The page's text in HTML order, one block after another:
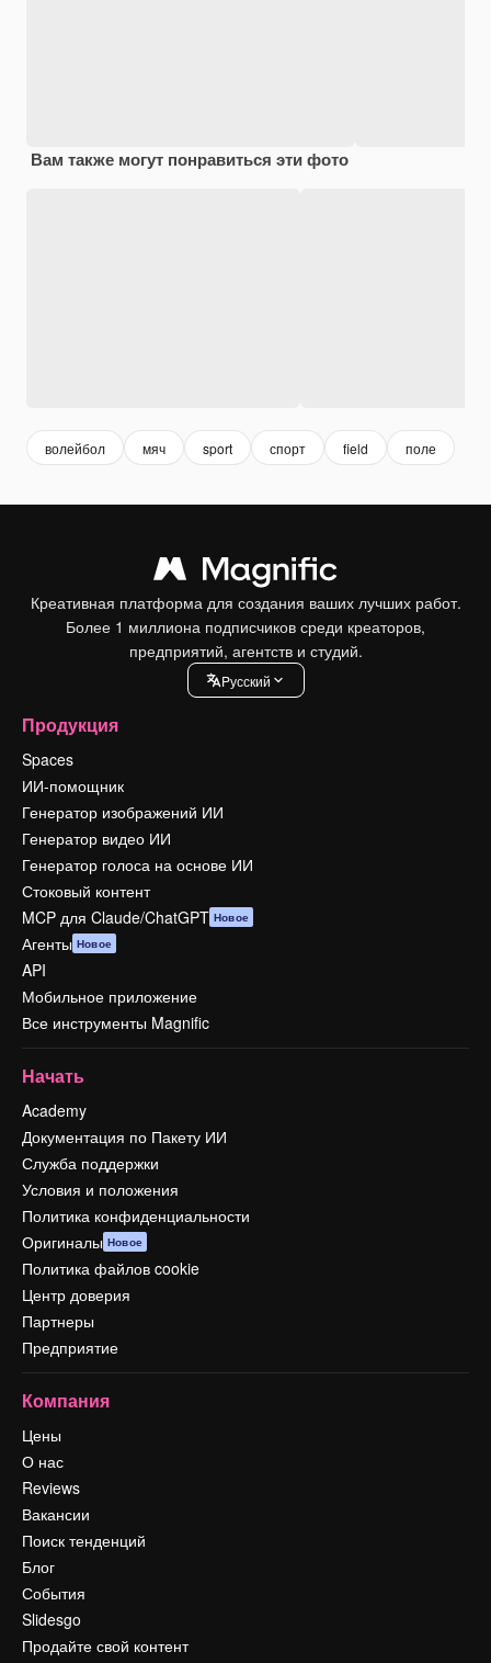
Вам также могут понравиться эти фото
волейбол мяч sport спорт field поле
Креативная платформа для создания ваших лучших работ.
Более 1 миллиона подписчиков среди креаторов,
предприятий, агентств и студий.
Pусский
Продукция
Spaces
ИИ-помощник
Генератор изображений ИИ
Генератор видео ИИ
Генератор голоса на основе ИИ
Стоковый контент
MCP для Claude/ChatGPT Новое
Агенты Новое
API
Мобильное приложение
Все инструменты Magnific
Начать
Academy
Документация по Пакету ИИ
Служба поддержки
Условия и положения
Политика конфиденциальности
Оригиналы Новое
Политика файлов cookie
Центр доверия
Партнеры
Предприятие
Компания
Цены
О нас
Reviews
Вакансии
Поиск тенденций
Блог
События
Slidesgo
Продайте свой контент